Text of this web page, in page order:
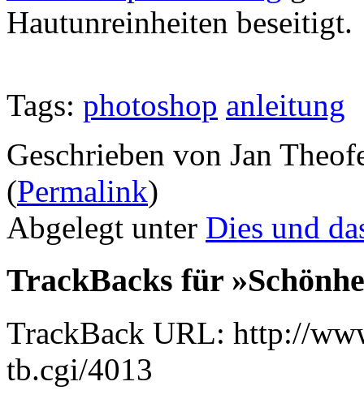
Hautunreinheiten beseitigt.
Tags: photoshop anleitung
Geschrieben von Jan
(Permalink)
Abgelegt unter Dies und
TrackBacks für
TrackBack URL: http://
tb.cgi/4013